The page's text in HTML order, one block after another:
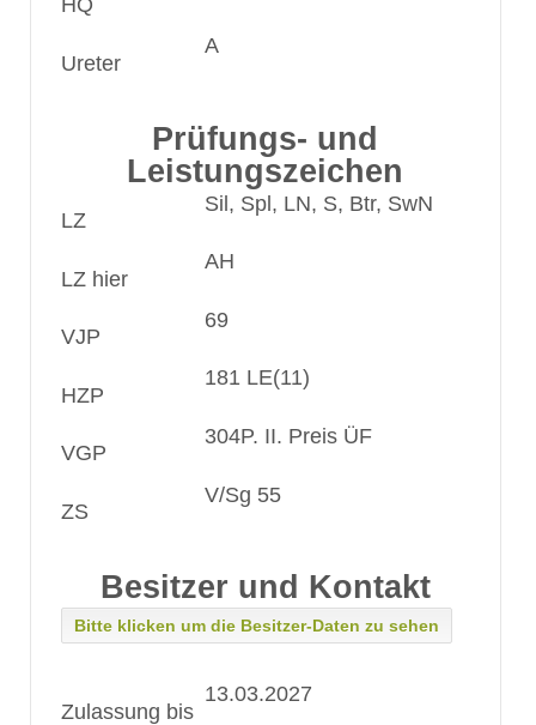
HQ
Ureter
A
Prüfungs- und
Leistungszeichen
LZ
Sil, Spl, LN, S, Btr, SwN
LZ hier
AH
VJP
69
HZP
181 LE(11)
VGP
304P. II. Preis ÜF
ZS
V/Sg 55
Besitzer und Kontakt
Bitte klicken um die Besitzer-Daten zu sehen
Zulassung bis
13.03.2027